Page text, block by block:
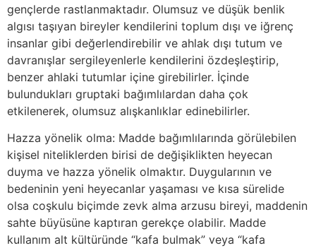
gençlerde rastlanmaktadır. Olumsuz ve düşük benlik
algısı taşıyan bireyler kendilerini toplum dışı ve iğrenç
insanlar gibi değerlendirebilir ve ahlak dışı tutum ve
davranışlar sergileyenlerle kendilerini özdeşleştirip,
benzer ahlaki tutumlar içine girebilirler. İçinde
bulundukları gruptaki bağımlılardan daha çok
etkilenerek, olumsuz alışkanlıklar edinebilirler.
Hazza yönelik olma: Madde bağımlılarında görülebilen
kişisel niteliklerden birisi de değişiklikten heyecan
duyma ve hazza yönelik olmaktır. Duygularının ve
bedeninin yeni heyecanlar yaşaması ve kısa sürelide
olsa coşkulu biçimde zevk alma arzusu bireyi, maddenin
sahte büyüsüne kaptıran gerekçe olabilir. Madde
kullanım alt kültüründe “kafa bulmak” veya “kafa